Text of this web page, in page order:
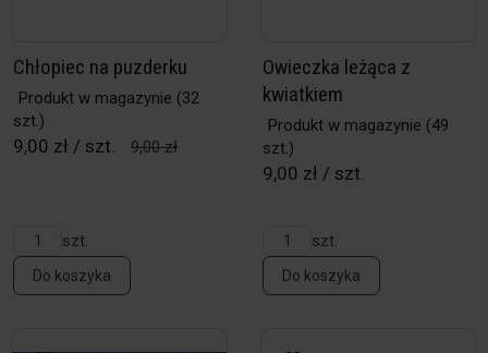
Chłopiec na puzderku
Produkt w magazynie (32
szt.)
9,00 zł / szt. 9,00 zł
szt.
Do koszyka
Owieczka leżąca z
kwiatkiem
Produkt w magazynie (49
szt.)
9,00 zł / szt.
szt.
Do koszyka